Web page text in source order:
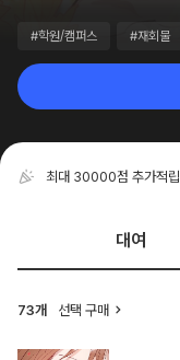
#학원/캠퍼스 #재회물
최대 30000점 추가적립
대여
73개 선택 구매